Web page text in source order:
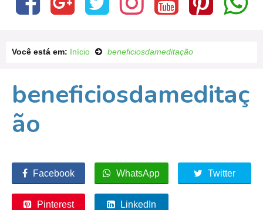
Você está em: Início beneficiosdameditação
beneficiosdameditaç
ão
Facebook WhatsApp Twitter
Pinterest LinkedIn